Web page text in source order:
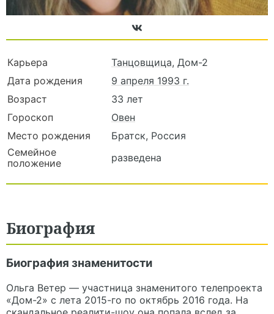
Карьера Танцовщица, Дом-2
Дата рождения
9 апреля 1993 г.
Возраст
33 лет
Гороскоп
Овен
Место рождения
Братск, Россия
Семейное
положение
разведена
Биография
Биография знаменитости
Ольга Ветер — участница знаменитого телепроекта
«Дом-2» с лета 2015-го по октябрь 2016 года. На